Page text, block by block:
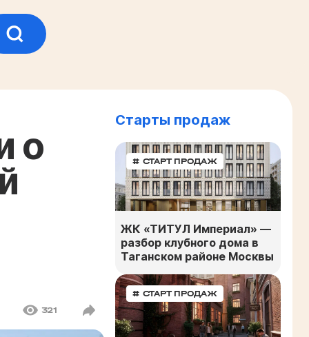
о
321
Старты продаж
# СТАРТ ПРОДАЖ
ЖК «ТИТУЛ Империал» —
разбор клубного дома в
Таганском районе Москвы
# СТАРТ ПРОДАЖ